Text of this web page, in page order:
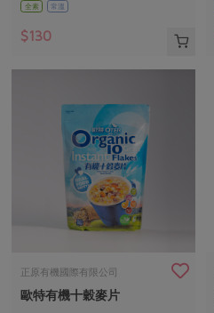
全素 常溫
$130
正原有機國際有限公司
歐特有機十穀麥片